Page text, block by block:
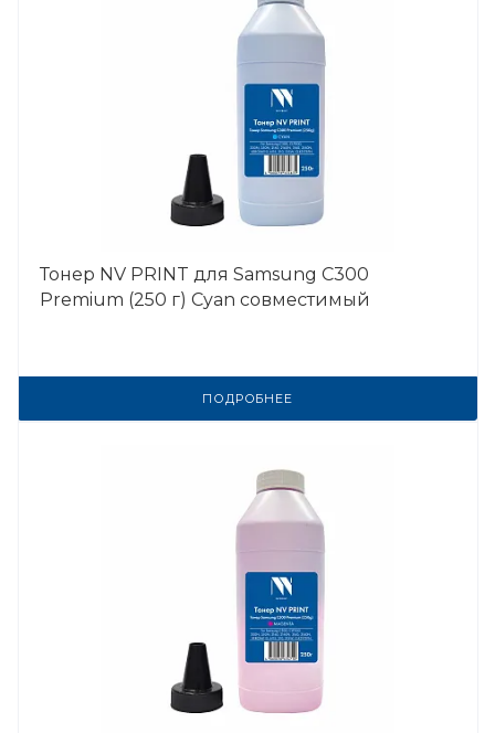
Тонер NV PRINT для Samsung C300
Premium (250 г) Cyan совместимый
ПОДРОБНЕЕ